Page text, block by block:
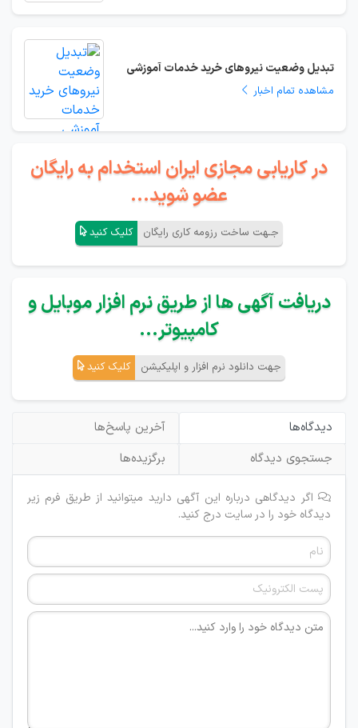
تبدیل وضعیت نیروهای خرید خدمات آموزشی
مشاهده تمام اخبار
در کاریابی مجازی ایران استخدام به رایگان
عضو شوید...
جـهت ساخت رزومه کاری رایگان کلیک کنید
دریافت آگهی ها از طریق نرم افزار موبایل و
کامپیوتر...
جهت دانلود نرم افزار و اپلیکیشن کلیک کنید
دیدگاه‌ها
آخرین پاسخ‌ها
جستجوی دیدگاه
برگزیده‌ها
اگر دیدگاهی درباره این آگهی دارید میتوانید از طریق فرم زیر
دیدگاه خود را در سایت درج کنید.